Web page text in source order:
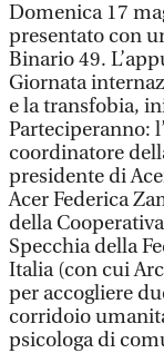
Domenica 17
presentato con
Binario 49.
Giornata
e la transfobia,
Parteciperanno:
coordinatore
presidente di
Acer Federica
della
Specchia della
Italia (con cui
per accogliere
corridoio
psicologa di